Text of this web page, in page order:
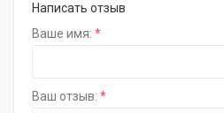
Написать отзыв
Ваше имя:
Ваш отзыв: